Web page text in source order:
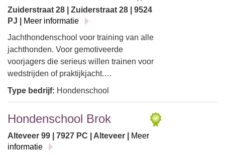
Zuiderstraat 28 | Zuiderstraat 28 | 9524
PJ |
Meer informatie
Jachthondenschool voor training van alle
jachthonden. Voor gemotiveerde
voorjagers die serieus willen trainen voor
wedstrijden of praktijkjacht.…
Type bedrijf: Hondenschool
Hondenschool Brok
Alteveer 99 | 7927 PC | Alteveer |
Meer
informatie